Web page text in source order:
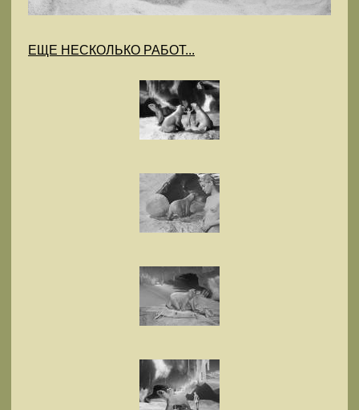
ЕЩЕ НЕСКОЛЬКО РАБОТ...